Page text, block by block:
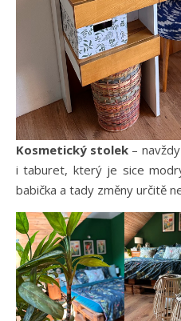
Kosmetický stolek –
i taburet, který je sice
babička a tady změny určitě